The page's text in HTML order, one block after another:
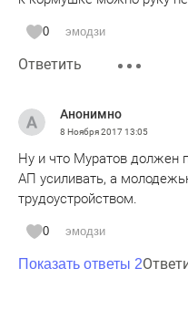
0 эмодзи
Ответить
Анонимно
8 Ноября 201713:05
Ну и что Муратов должен
АП усиливать, а
трудоустройством.
0 эмодзи
Показать ответы 2